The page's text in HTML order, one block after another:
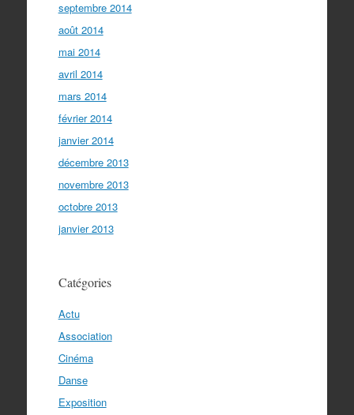
septembre 2014
août 2014
mai 2014
avril 2014
mars 2014
février 2014
janvier 2014
décembre 2013
novembre 2013
octobre 2013
janvier 2013
Catégories
Actu
Association
Cinéma
Danse
Exposition